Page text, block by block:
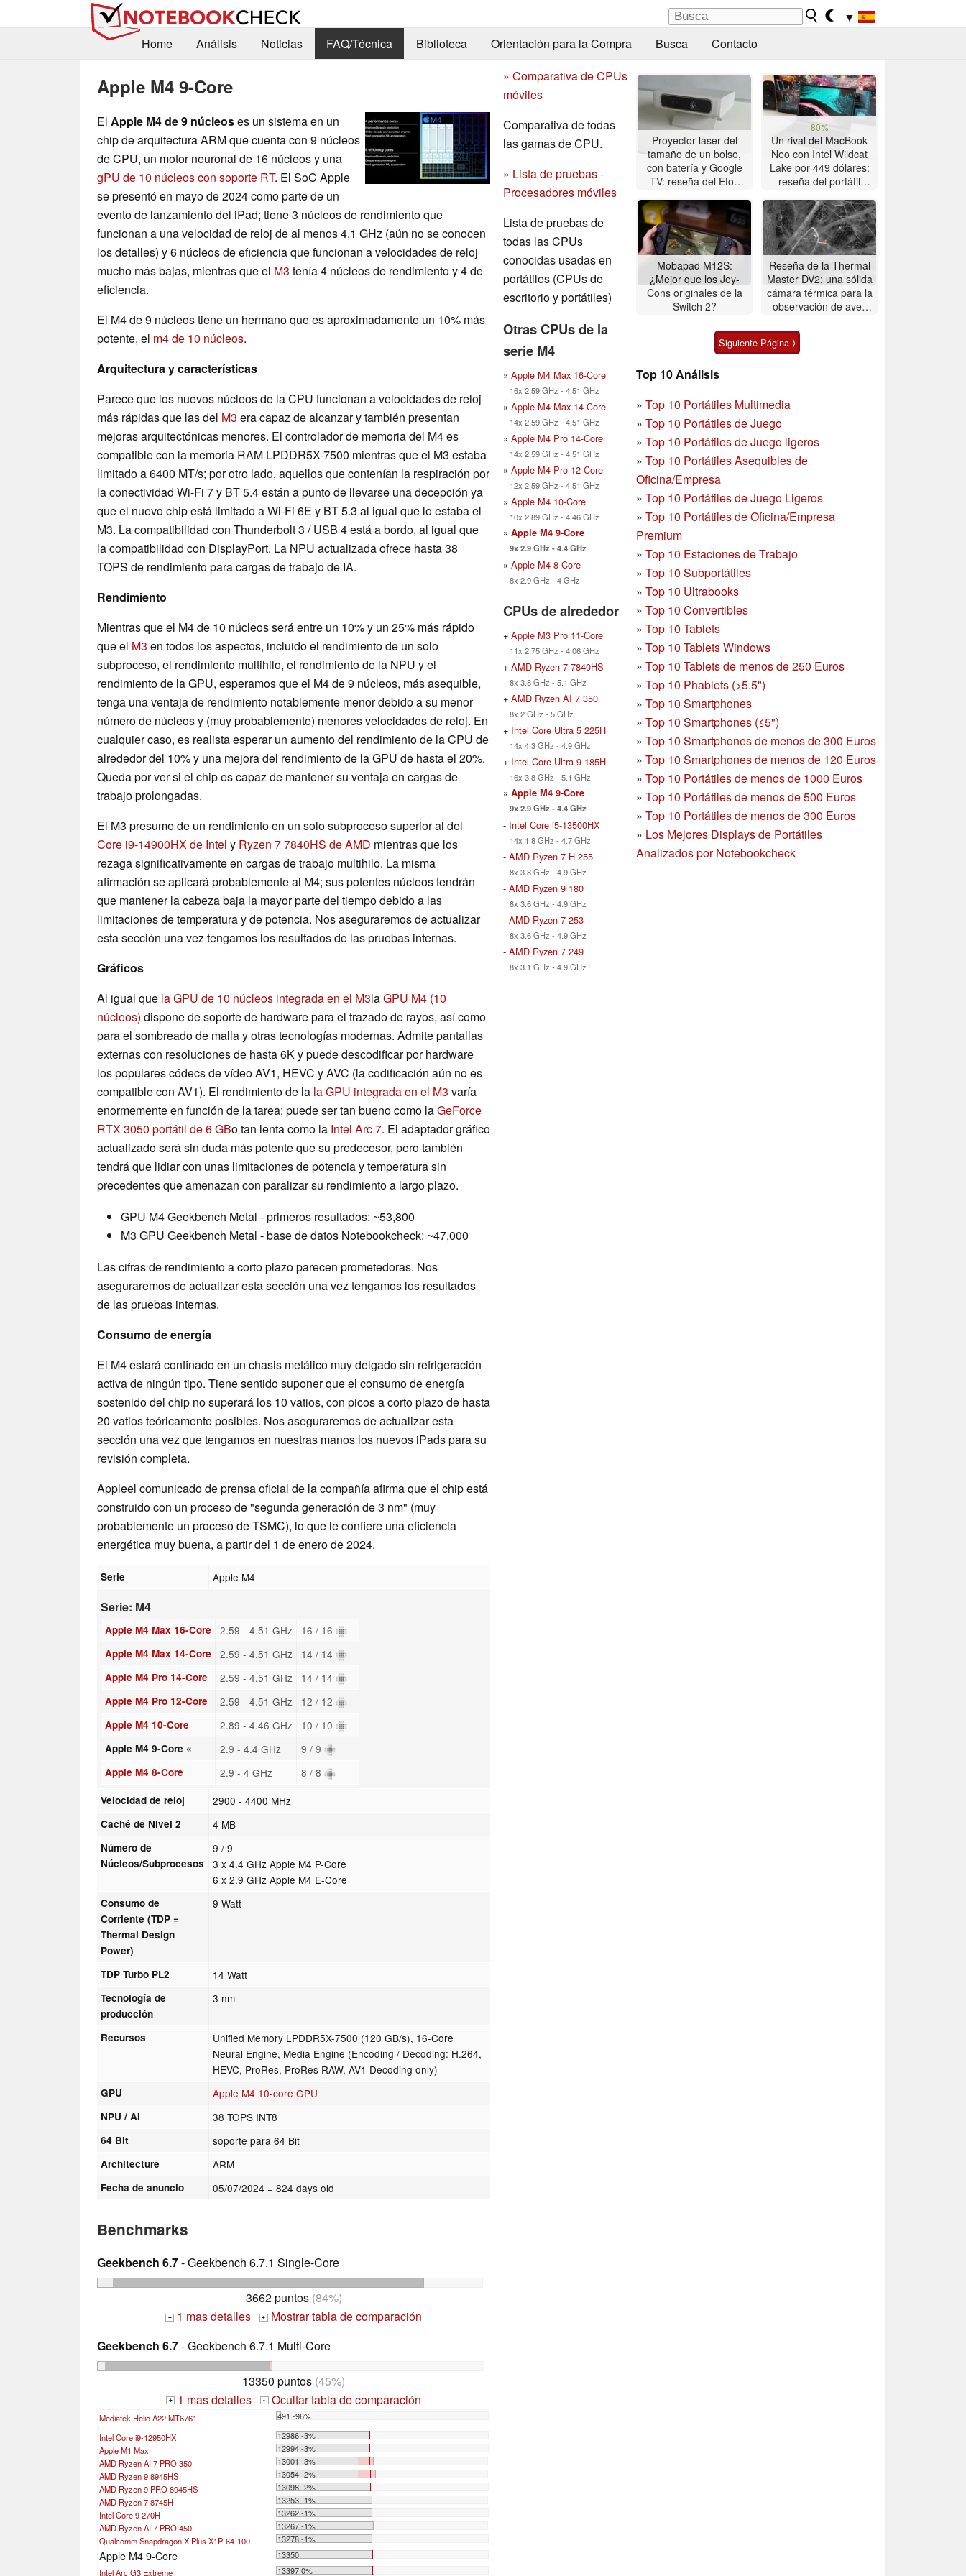
▼
Home
Análisis Noticias FAQ/Técnica Biblioteca Orientación para la Compra Busca Contacto
Apple M4 9-Core
El Apple M4 de 9 núcleoses un sistema en un
chip de arquitectura ARM que cuenta con 9 núcleos
de CPU, un motor neuronal de 16 núcleos y una
gPU de 10 núcleos con soporte RT. El SoC Apple
se presentó en mayo de 2024 como parte de un
evento de lanzamiento del iPad; tiene 3 núcleos de rendimiento que
funcionan a una velocidad de reloj de al menos 4,1 GHz (aún no se conocen
los detalles) y 6 núcleos de eficiencia que funcionan a velocidades de reloj
mucho más bajas, mientras que el M3 tenía 4 núcleos de rendimiento y 4 de
eficiencia.
El M4 de 9 núcleos tiene un hermano que es aproximadamente un 10% más
potente, el m4 de 10 núcleos.
Arquitectura y características
Parece que los nuevos núcleos de la CPU funcionan a velocidades de reloj
más rápidas que las del M3 era capaz de alcanzar y también presentan
mejoras arquitectónicas menores. El controlador de memoria del M4 es
compatible con la memoria RAM LPDDR5X-7500 mientras que el M3 estaba
limitado a 6400 MT/s; por otro lado, aquellos que contenían la respiración por
la conectividad Wi-Fi 7 y BT 5.4 están a punto de llevarse una decepción ya
que el nuevo chip está limitado a Wi-Fi 6E y BT 5.3 al igual que lo estaba el
M3. La compatibilidad con Thunderbolt 3 / USB 4 está a bordo, al igual que
la compatibilidad con DisplayPort. La NPU actualizada ofrece hasta 38
TOPS de rendimiento para cargas de trabajo de IA.
Rendimiento
Mientras que el M4 de 10 núcleos será entre un 10% y un 25% más rápido
que el M3 en todos los aspectos, incluido el rendimiento de un solo
subproceso, el rendimiento multihilo, el rendimiento de la NPU y el
rendimiento de la GPU, esperamos que el M4 de 9 núcleos, más asequible,
tenga una ventaja de rendimiento notablemente menor debido a su menor
número de núcleos y (muy probablemente) menores velocidades de reloj. En
cualquier caso, es realista esperar un aumento del rendimiento de la CPU de
alrededor del 10% y una mejora del rendimiento de la GPU de hasta el 20%.
Queda por ver si el chip es capaz de mantener su ventaja en cargas de
trabajo prolongadas.
El M3 presume de un rendimiento en un solo subproceso superior al del
Core i9-14900HX de Intel y Ryzen 7 7840HS de AMD mientras que los
rezaga significativamente en cargas de trabajo multihilo. La misma
afirmación se aplicará probablemente al M4; sus potentes núcleos tendrán
que mantener la cabeza baja la mayor parte del tiempo debido a las
limitaciones de temperatura y de potencia. Nos aseguraremos de actualizar
esta sección una vez tengamos los resultados de las pruebas internas.
Gráficos
Al igual que la GPU de 10 núcleos integrada en el M3laGPU M4 (10
núcleos) dispone de soporte de hardware para el trazado de rayos, así como
para el sombreado de malla y otras tecnologías modernas. Admite pantallas
externas con resoluciones de hasta 6K y puede descodificar por hardware
los populares códecs de vídeo AV1, HEVC y AVC (la codificación aún no es
compatible con AV1). El rendimiento de la la GPU integrada en el M3 varía
enormemente en función de la tarea; puede ser tan bueno como laGeForce
RTX 3050 portátil de 6 GBo tan lenta como la Intel Arc 7. El adaptador gráfico
actualizado será sin duda más potente que su predecesor, pero también
tendrá que lidiar con unas limitaciones de potencia y temperatura sin
precedentes que amenazan con paralizar su rendimiento a largo plazo.
GPU M4 Geekbench Metal - primeros resultados: ~53,800
M3 GPU Geekbench Metal - base de datos Notebookcheck: ~47,000
Las cifras de rendimiento a corto plazo parecen prometedoras. Nos
aseguraremos de actualizar esta sección una vez tengamos los resultados
de las pruebas internas.
Consumo de energía
El M4 estará confinado en un chasis metálico muy delgado sin refrigeración
activa de ningún tipo. Tiene sentido suponer que el consumo de energía
sostenido del chip no superará los 10 vatios, con picos a corto plazo de hasta
20 vatios teóricamente posibles. Nos aseguraremos de actualizar esta
sección una vez que tengamos en nuestras manos los nuevos iPads para su
revisión completa.
Appleel comunicado de prensa oficial de la compañía afirma que el chip está
construido con un proceso de "segunda generación de 3 nm" (muy
probablemente un proceso de TSMC), lo que le confiere una eficiencia
energética muy buena, a partir del 1 de enero de 2024.
Serie Apple M4
Serie: M4
Apple M4 Max 16-Core 2.59 - 4.51 GHz 16 / 16
Apple M4 Max 14-Core 2.59 - 4.51 GHz 14 / 14
Apple M4 Pro 14-Core 2.59 - 4.51 GHz 14 / 14
Apple M4 Pro 12-Core 2.59 - 4.51 GHz 12 / 12
Apple M4 10-Core 2.89 - 4.46 GHz 10 / 10
Apple M4 9-Core « 2.9 - 4.4 GHz 9 / 9
Apple M4 8-Core 2.9 - 4 GHz 8 / 8
Velocidad de reloj 2900 - 4400 MHz
Caché de Nivel 2 4 MB
Número de
Núcleos/Subprocesos
9 / 9
3 x 4.4 GHz Apple M4 P-Core
6 x 2.9 GHz Apple M4 E-Core
Consumo de
Corriente (TDP =
Thermal Design
Power)
9 Watt
TDP Turbo PL2 14 Watt
Tecnología de
producción
3 nm
Recursos
Unified Memory LPDDR5X-7500 (120 GB/s), 16-Core
Neural Engine, Media Engine (Encoding / Decoding: H.264,
HEVC, ProRes, ProRes RAW, AV1 Decoding only)
GPU Apple M4 10-core GPU
NPU / AI 38 TOPS INT8
64 Bit soporte para 64 Bit
Architecture ARM
Fecha de anuncio 05/07/2024 = 824 days old
Benchmarks
Geekbench 6.7- Geekbench 6.7.1 Single-Core
3662 puntos(84%)
+ 1 mas detalles + Mostrar tabla de comparación
Geekbench 6.7- Geekbench 6.7.1 Multi-Core
13350 puntos (45%)
+ 1 mas detalles - Ocultar tabla de comparación
Mediatek Helio A22 MT6761 491 -96%
Intel Core i9-12950HX
12986 -3%
Apple M1 Max
12994 -3%
AMD Ryzen AI 7 PRO 350
13001 -3%
AMD Ryzen 9 8945HS
13054 -2%
AMD Ryzen 9 PRO 8945HS
13098 -2%
AMD Ryzen 7 8745H
13253 -1%
Intel Core 9 270H
13262 -1%
AMD Ryzen AI 7 PRO 450
13267 -1%
Qualcomm Snapdragon X Plus X1P-64-100
13278 -1%
Apple M4 9-Core
13350
Intel Arc G3 Extreme
13397 0%
» Comparativa de CPUs
móviles
Comparativa de todas
las gamas de CPU.
» Lista de pruebas -
Procesadores móviles
Lista de pruebas de
todas las CPUs
conocidas usadas en
portátiles (CPUs de
escritorio y portátiles)
Otras CPUs de la
serie M4
» Apple M4 Max 16-Core
16x 2.59 GHz - 4.51 GHz
» Apple M4 Max 14-Core
14x 2.59 GHz - 4.51 GHz
» Apple M4 Pro 14-Core
14x 2.59 GHz - 4.51 GHz
» Apple M4 Pro 12-Core
12x 2.59 GHz - 4.51 GHz
» Apple M4 10-Core
10x 2.89 GHz - 4.46 GHz
» Apple M4 9-Core
9x 2.9 GHz - 4.4 GHz
» Apple M4 8-Core
8x 2.9 GHz - 4 GHz
CPUs de alrededor
+ Apple M3 Pro 11-Core
11x 2.75 GHz - 4.06 GHz
+ AMD Ryzen 7 7840HS
8x 3.8 GHz - 5.1 GHz
+ AMD Ryzen AI 7 350
8x 2 GHz - 5 GHz
+ Intel Core Ultra 5 225H
14x 4.3 GHz - 4.9 GHz
+ Intel Core Ultra 9 185H
16x 3.8 GHz - 5.1 GHz
» Apple M4 9-Core
9x 2.9 GHz - 4.4 GHz
- Intel Core i5-13500HX
14x 1.8 GHz - 4.7 GHz
- AMD Ryzen 7 H 255
8x 3.8 GHz - 4.9 GHz
- AMD Ryzen 9 180
8x 3.6 GHz - 4.9 GHz
- AMD Ryzen 7 253
8x 3.6 GHz - 4.9 GHz
- AMD Ryzen 7 249
8x 3.1 GHz - 4.9 GHz
Proyector láser del
tamaño de un bolso,
con batería y Google
TV: reseña del Etoe
80%
Un rival del MacBook
Neo con Intel Wildcat
Lake por 449 dólares:
reseña del portátil
Mobapad M12S:
¿Mejor que los Joy-
Cons originales de la
Switch 2?
Reseña de la Thermal
Master DV2: una sólida
cámara térmica para la
observación de aves
pulgadas
Siguiente Página ⟩
Top 10 Análisis
» Top 10 Portátiles Multimedia
» Top 10 Portátiles de Juego
» Top 10 Portátiles de Juego ligeros
» Top 10 Portátiles Asequibles de
Oficina/Empresa
» Top 10 Portátiles de Juego Ligeros
» Top 10 Portátiles de Oficina/Empresa
Premium
» Top 10 Estaciones de Trabajo
» Top 10 Subportátiles
» Top 10 Ultrabooks
» Top 10 Convertibles
» Top 10 Tablets
» Top 10 Tablets Windows
» Top 10 Tablets de menos de 250 Euros
» Top 10 Phablets (>5.5")
» Top 10 Smartphones
» Top 10 Smartphones (≤5")
» Top 10 Smartphones de menos de 300 Euros
» Top 10 Smartphonesde menos de 120 Euros
» Top 10 Portátiles de menos de 1000 Euros
» Top 10 Portátiles de menos de 500 Euros
» Top 10 Portátiles de menos de 300 Euros
» Los Mejores Displays de Portátiles
Analizados por Notebookcheck